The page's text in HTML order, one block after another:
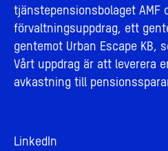
tjänstepensionsbolaget AMF
förvaltningsuppdrag, ett
gentemot Urban Escape KB,
Vårt uppdrag är att leverera
avkastning till
LinkedIn